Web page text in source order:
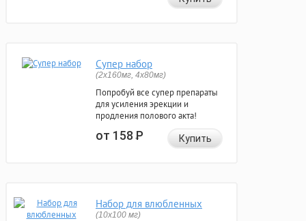
Супер набор
(2х160мг, 4х80мг)
Попробуй все супер препараты
для усиления эрекции и
продления полового акта!
от 158Р Купить
Набор для влюбленных
(10х100 мг)